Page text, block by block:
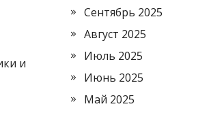
Сентябрь 2025
Август 2025
Июль 2025
Июнь 2025
Май 2025